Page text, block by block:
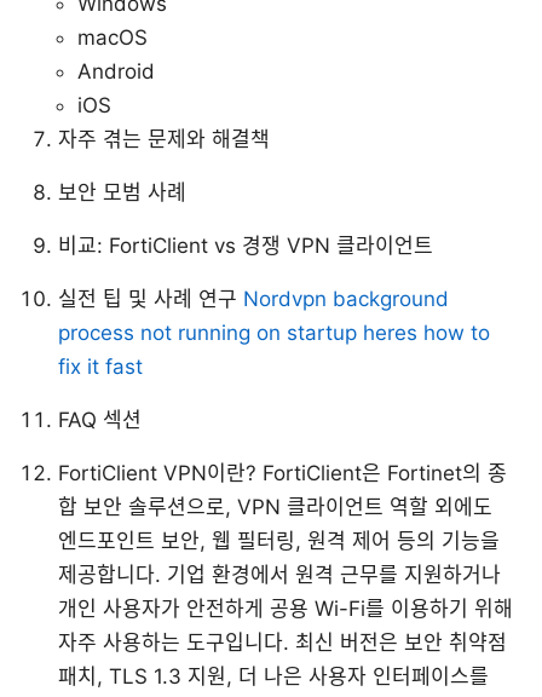
macOS
Android
iOS
자주 겪는 문제와 해결책
보안 모범 사례
비교: FortiClient vs 경쟁 VPN 클라이언트
실전 팁 및 사례 연구 Nordvpn background
process not running on startup heres how to
fix it fast
FAQ 섹션
FortiClient VPN이란? FortiClient은 Fortinet의 종
합 보안 솔루션으로, VPN 클라이언트 역할 외에도
엔드포인트 보안, 웹 필터링, 원격 제어 등의 기능을
제공합니다. 기업 환경에서 원격 근무를 지원하거나
개인 사용자가 안전하게 공용 Wi-Fi를 이용하기 위해
자주 사용하는 도구입니다. 최신 버전은 보안 취약점
패치, TLS 1.3 지원, 더 나은 사용자 인터페이스를